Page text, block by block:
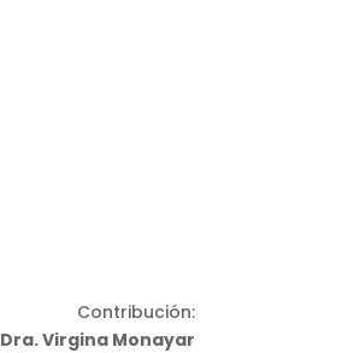
Contribución:
Dra. Virgina Monayar